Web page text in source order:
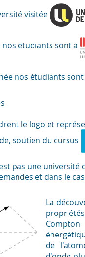
visitée
nos étudiants sont à
nos étudiants sont
le logo et
soutien du cursus
pas une
et dans le
La
de